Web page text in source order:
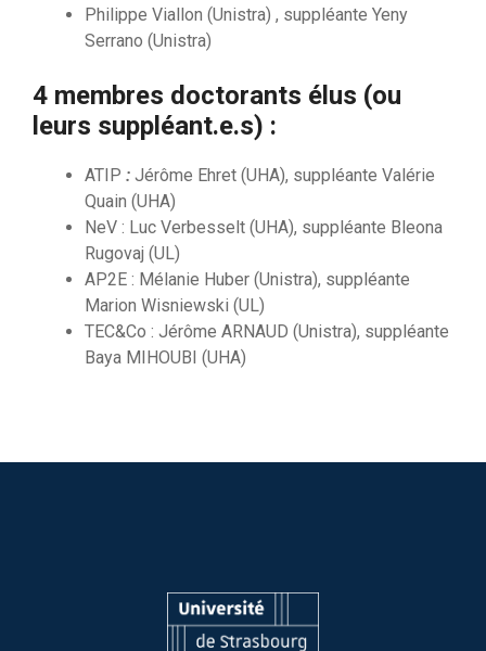
Philippe Viallon (Unistra) , suppléante Yeny
Serrano (Unistra)
4 membres doctorants élus (ou
leurs suppléant.e.s) :
ATIP : Jérôme Ehret (UHA), suppléante Valérie
Quain (UHA)
NeV : Luc Verbesselt (UHA), suppléante Bleona
Rugovaj (UL)
AP2E : Mélanie Huber (Unistra), suppléante
Marion Wisniewski (UL)
TEC&Co : Jérôme ARNAUD (Unistra), suppléante
Baya MIHOUBI (UHA)